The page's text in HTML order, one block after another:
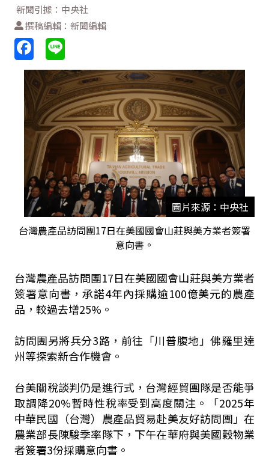
新聞引據：中央社
撰稿編輯：新聞編輯
圖片來源：中央社
台灣農產品訪問團17日在美國國會山莊與美方業者簽署
意向書。
台灣農產品訪問團17日在美國國會山莊與美方業者
簽署意向書，承諾4年內採購逾100億美元的農產
品，較過去增25%。
訪問團另將兵分3路，前往「川普腹地」佛羅里達
州等探索新合作機會。
台美關稅談判仍是進行式，台灣經貿團隊是否能爭
取調降20%暫時性稅率受到高度關注。「2025年
中華民國（台灣）農產品貿易赴美友好訪問團」在
農業部長陳駿季率隊下，下午在華府與美國穀物業
者簽署3份採購意向書。